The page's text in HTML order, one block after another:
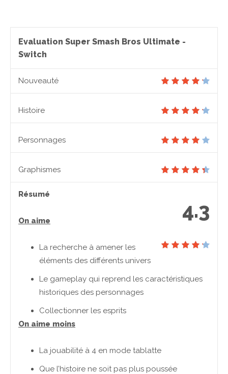
Evaluation Super Smash Bros Ultimate -
Switch
Nouveauté
Histoire
Personnages
Graphismes
4.3
Résumé
On aime
La recherche à amener les
éléments des différents univers
Le gameplay qui reprend les caractéristiques
historiques des personnages
Collectionner les esprits
On aime moins
La jouabilité à 4 en mode tablatte
Que l’histoire ne soit pas plus poussée